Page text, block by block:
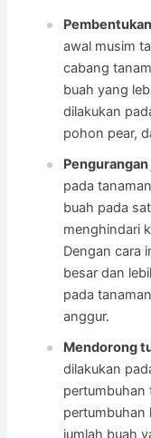
awal musim
cabang
buah yang
dilakukan
pohon pear,
pada
buah pada
menghindari
Dengan cara
besar dan
pada
anggur.
Mendorong
dilakukan
pertumbuhan
pertumbuhan
jumlah buah